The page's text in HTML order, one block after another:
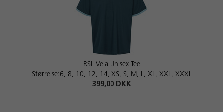
RSL Vela Unisex Tee
Størrelse:6, 8, 10, 12, 14, XS, S, M, L, XL, XXL, XXXL
399,00 DKK